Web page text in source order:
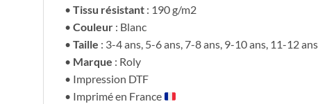
• Tissu résistant : 190 g/m2
• Couleur : Blanc
• Taille : 3-4 ans, 5-6 ans, 7-8 ans, 9-10 ans, 11-12 ans
• Marque : Roly
• Impression DTF
• Imprimé en France